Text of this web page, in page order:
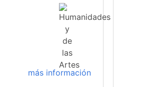
más información